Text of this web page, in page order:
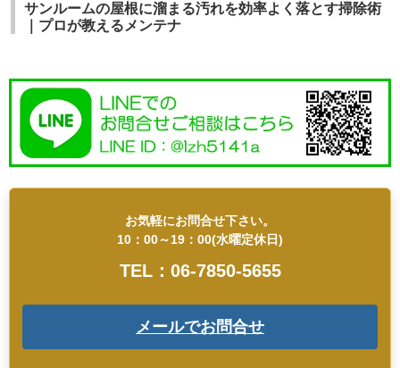
サンルームの屋根に溜まる汚れを効率よく落とす掃除術
｜プロが教えるメンテナ
お気軽にお問合せ下さい。
10：00～19：00(水曜定休日)
TEL：06-7850-5655
メールでお問合せ